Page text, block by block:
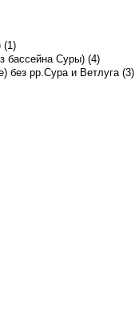
(1)
бассейна Суры) (4)
без рр.Сура и Ветлуга (3)